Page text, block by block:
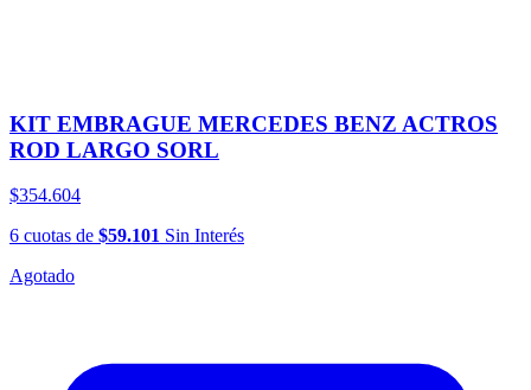
KIT EMBRAGUE MERCEDES BENZ ACTROS
ROD LARGO SORL
$354.604
6 cuotas de $59.101 Sin Interés
Agotado